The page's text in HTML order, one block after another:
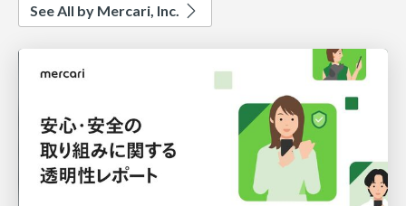
See All by Mercari, Inc.